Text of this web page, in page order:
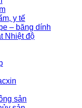
y tế
– băng dính
Nhiệt độ
sản